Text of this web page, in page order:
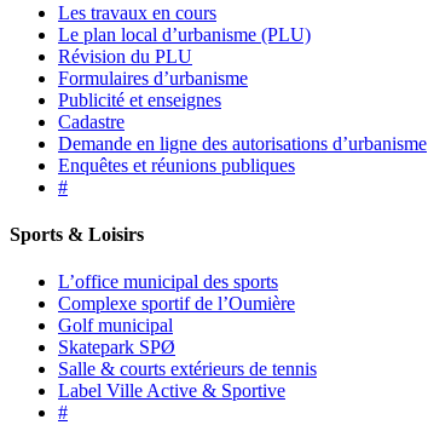
Les travaux en cours
Le plan local d’urbanisme (PLU)
Révision du PLU
Formulaires d’urbanisme
Publicité et enseignes
Cadastre
Demande en ligne des autorisations d’urbanisme
Enquêtes et réunions publiques
#
Sports & Loisirs
L’office municipal des sports
Complexe sportif de l’Oumière
Golf municipal
Skatepark SPØ
Salle & courts extérieurs de tennis
Label Ville Active & Sportive
#